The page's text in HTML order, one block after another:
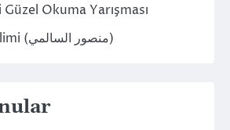
Okuma Yarışması
Mansour As-Salimi (منصور السالمي)